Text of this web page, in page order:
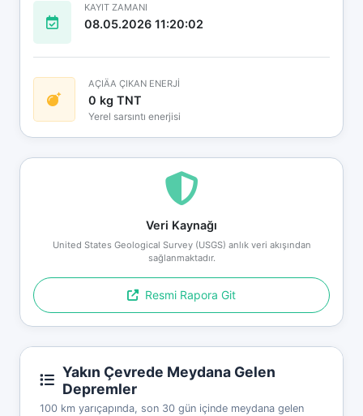
KAYIT ZAMANI
08.05.2026 11:20:02
AÇIÄA ÇIKAN ENERJİ
0 kg TNT
Yerel sarsıntı enerjisi
Veri Kaynağı
United States Geological Survey (USGS) anlık veri akışından
sağlanmaktadır.
Resmi Rapora Git
Yakın Çevrede Meydana Gelen
Depremler
100 km yarıçapında, son 30 gün içinde meydana gelen